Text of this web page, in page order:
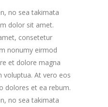
no sea takimata
dolor sit amet.
consetetur
nonumy eirmod
et dolore magna
voluptua. At vero eos
dolores et ea rebum.
no sea takimata